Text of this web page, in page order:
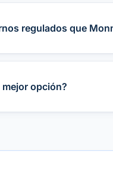
regulados que
opción?